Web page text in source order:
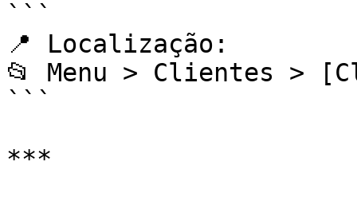
```
📍 Localização:
📂 Menu > Clientes >
```
***